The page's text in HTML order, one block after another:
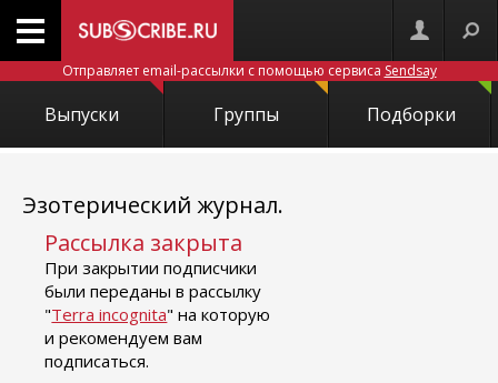
Отправляет email-рассылки с помощью сервиса Sendsay
Выпуски Группы Подборки
Эзотерический журнал.
Рассылка закрыта
При закрытии подписчики
были переданы в рассылку
"Terra incognita" на которую
и рекомендуем вам
подписаться.